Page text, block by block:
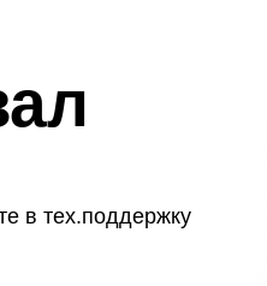
в тех.поддержку